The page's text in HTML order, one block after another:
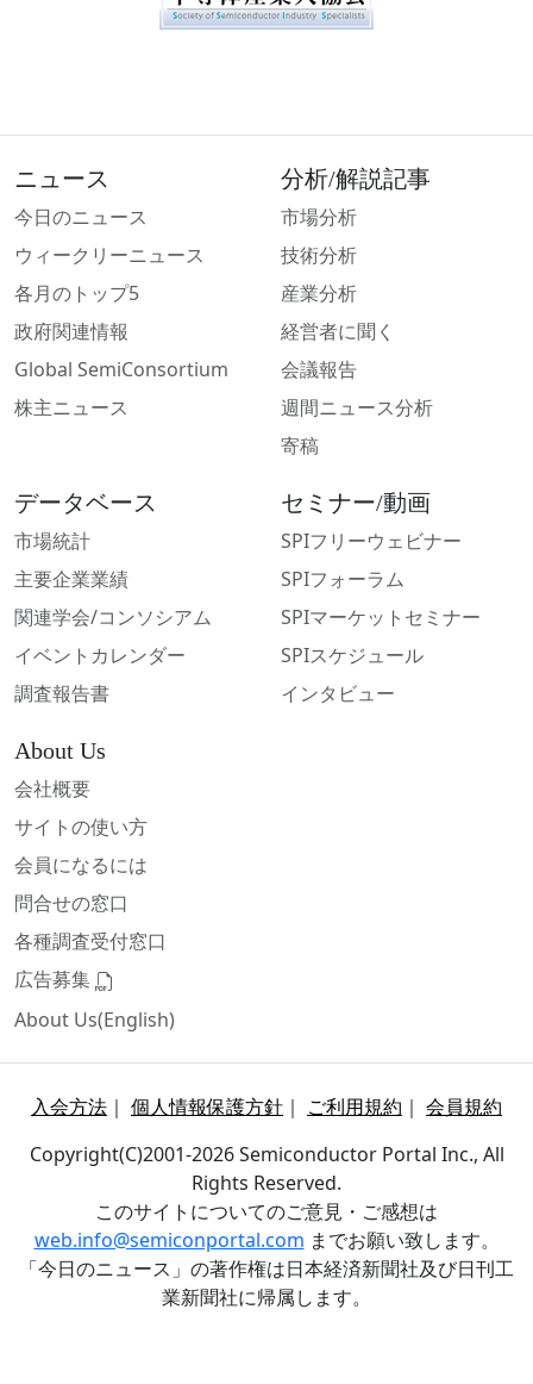
ニュース
今日のニュース
ウィークリーニュース
各月のトップ5
政府関連情報
Global SemiConsortium
株主ニュース
分析/解説記事
市場分析
技術分析
産業分析
経営者に聞く
会議報告
週間ニュース分析
寄稿
データベース
市場統計
主要企業業績
関連学会/コンソシアム
イベントカレンダー
調査報告書
セミナー/動画
SPIフリーウェビナー
SPIフォーラム
SPIマーケットセミナー
SPIスケジュール
インタビュー
About Us
会社概要
サイトの使い方
会員になるには
問合せの窓口
各種調査受付窓口
広告募集
About Us(English)
入会方法 ｜ 個人情報保護方針 ｜ ご利用規約 ｜ 会員規約
Copyright(C)2001-2026 Semiconductor Portal Inc., All
Rights Reserved.
このサイトについてのご意見・ご感想は
web.info@semiconportal.com までお願い致します。
「今日のニュース」の著作権は日本経済新聞社及び日刊工
業新聞社に帰属します。